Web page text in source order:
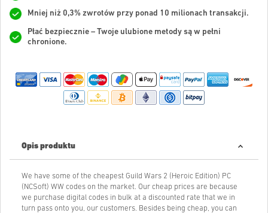
Mniej niż 0,3% zwrotów przy ponad 10 milionach transakcji.
Płać bezpiecznie – Twoje ulubione metody są w pełni
chronione.
Opis produktu
We have some of the cheapest Guild Wars 2 (Heroic Edition) PC
(NCSoft) WW codes on the market. Our cheap prices are because
we purchase digital codes in bulk at a discounted rate that we in
turn pass onto you, our customers. Besides being cheap, you can